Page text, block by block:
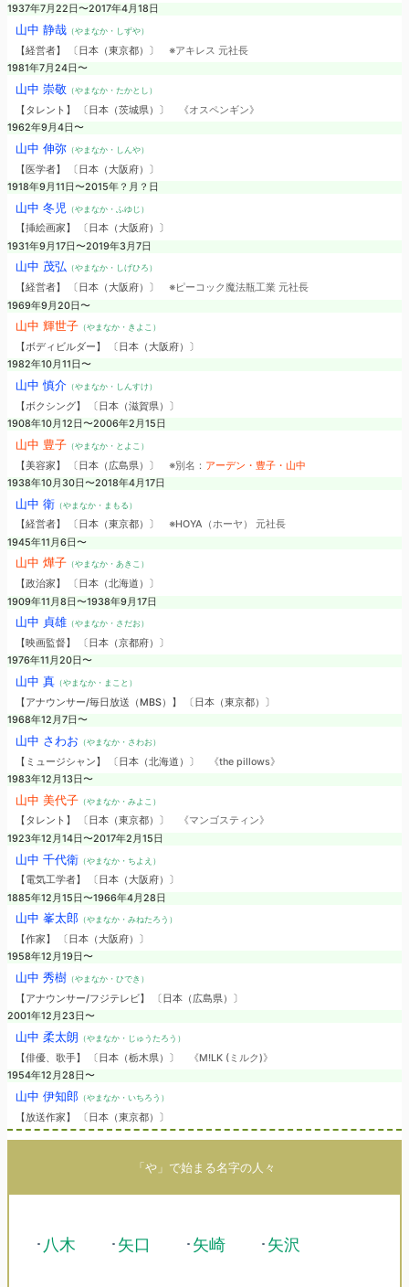
1937年7月22日〜2017年4月18日
山中 静哉（やまなか・しずや）
【経営者】 〔日本（東京都）〕 ※アキレス 元社長
1981年7月24日〜
山中 崇敬（やまなか・たかとし）
【タレント】 〔日本（茨城県）〕
《オスペンギン》
1962年9月4日〜
山中 伸弥（やまなか・しんや）
【医学者】 〔日本（大阪府）〕
1918年9月11日〜2015年？月？日
山中 冬児 （やまなか・ふゆじ）
【挿絵画家】 〔日本（大阪府）〕
1931年9月17日〜2019年3月7日
山中 茂弘（やまなか・しげひろ）
【経営者】 〔日本（大阪府）〕 ※ピーコック魔法瓶工業 元社長
1969年9月20日〜
山中 輝世子（やまなか・きよこ）
【ボディビルダー】 〔日本（大阪府）〕
1982年10月11日〜
山中 慎介（やまなか・しんすけ）
【ボクシング】 〔日本（滋賀県）〕
1908年10月12日〜2006年2月15日
山中 豊子（やまなか・とよこ）
【美容家】 〔日本（広島県）〕 ※別名： アーデン・豊子・山中
1938年10月30日〜2018年4月17日
山中 衛（やまなか・まもる）
【経営者】 〔日本（東京都）〕 ※HOYA（ホーヤ） 元社長
1945年11月6日〜
山中 燁子（やまなか・あきこ）
【政治家】 〔日本（北海道）〕
1909年11月8日〜1938年9月17日
山中 貞雄（やまなか・さだお）
【映画監督】 〔日本（京都府）〕
1976年11月20日〜
山中 真（やまなか・まこと）
【アナウンサー/毎日放送（MBS）】 〔日本（東京都）〕
1968年12月7日〜
山中 さわお （やまなか・さわお）
【ミュージシャン】 〔日本（北海道）〕
《the pillows》
1983年12月13日〜
山中 美代子（やまなか・みよこ）
【タレント】 〔日本（東京都）〕
《マンゴスティン》
1923年12月14日〜2017年2月15日
山中 千代衛（やまなか・ちよえ）
【電気工学者】 〔日本（大阪府）〕
1885年12月15日〜1966年4月28日
山中 峯太郎（やまなか・みねたろう）
【作家】 〔日本（大阪府）〕
1958年12月19日〜
山中 秀樹（やまなか・ひでき）
【アナウンサー/フジテレビ】 〔日本（広島県）〕
2001年12月23日〜
山中 柔太朗 （やまなか・じゅうたろう）
【俳優、歌手】 〔日本（栃木県）〕
《M!LK (ミルク)》
1954年12月28日〜
山中 伊知郎（やまなか・いちろう）
【放送作家】 〔日本（東京都）〕
「や」で始まる名字の人々
･ 八木 ･矢口 ･矢崎 ･矢沢